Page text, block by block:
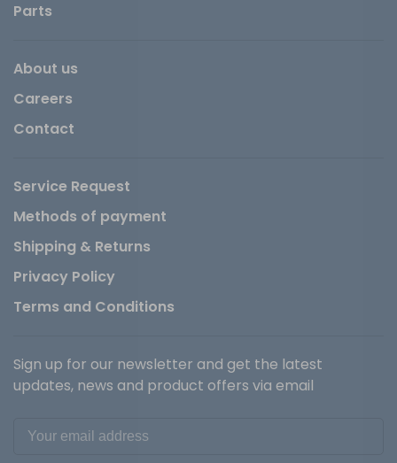
Parts
About us
Careers
Contact
Service Request
Methods of payment
Shipping & Returns
Privacy Policy
Terms and Conditions
Sign up for our newsletter and get the latest
updates, news and product offers via email